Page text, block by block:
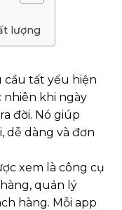
lượng
cầu tất yếu hiện
nhiên khi ngày
đời. Nó giúp
dễ dàng và đơn
xem là công cụ
quản lý
hàng. Mỗi app